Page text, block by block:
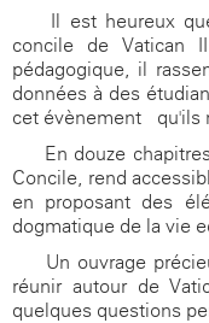
Agenda
Il est heureux que
concile de Vatican
pédagogique, il
données à des
cet évènement qu'ils
En douze
Concile, rend
en proposant des
dogmatique de la vie
Un ouvrage
réunir autour de
quelques questions